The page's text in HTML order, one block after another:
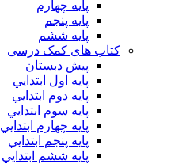
پایه چهارم
پايه پنجم
پایه ششم
کتاب های کمک درسی
پیش دبستان
پايه اول ابتدايي
پايه دوم ابتدايي
پايه سوم ابتدايي
پايه چهارم ابتدايي
پايه پنجم ابتدايي
پايه ششم ابتدايي